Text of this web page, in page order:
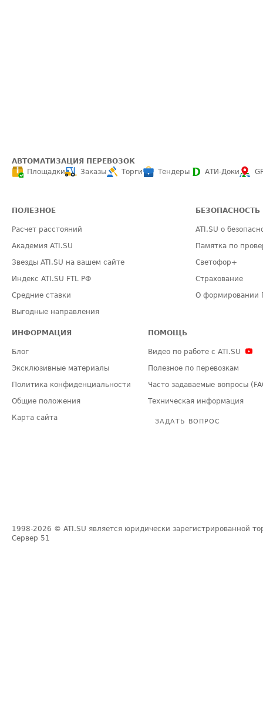
АВТОМАТИЗАЦИЯ ПЕРЕВОЗОК
Площадки
Заказы Торги Тендеры АТИ-Доки
ПОЛЕЗНОЕ
Расчет расстояний
Академия ATI.SU
Звезды ATI.SU на вашем сайте
Индекс ATI.SU FTL РФ
Средние ставки
Выгодные направления
БЕЗОПАСНОСТЬ
ATI.SU о
Памятка по
Светофор+
Страхование
О формировании
ИНФОРМАЦИЯ
Блог
Эксклюзивные материалы
Политика конфиденциальности
Общие положения
Карта сайта
ПОМОЩЬ
Видео по работе с ATI.SU
Полезное по перевозкам
Часто задаваемые вопросы
Техническая информация
ЗАДАТЬ ВОПРОС
1998-2026 © ATI.SU является юридически зарегистрированной
Сервер 51